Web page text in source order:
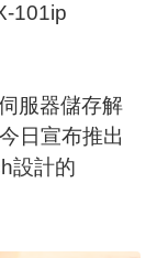
101ip
服器儲存解
日宣布推出
設計的